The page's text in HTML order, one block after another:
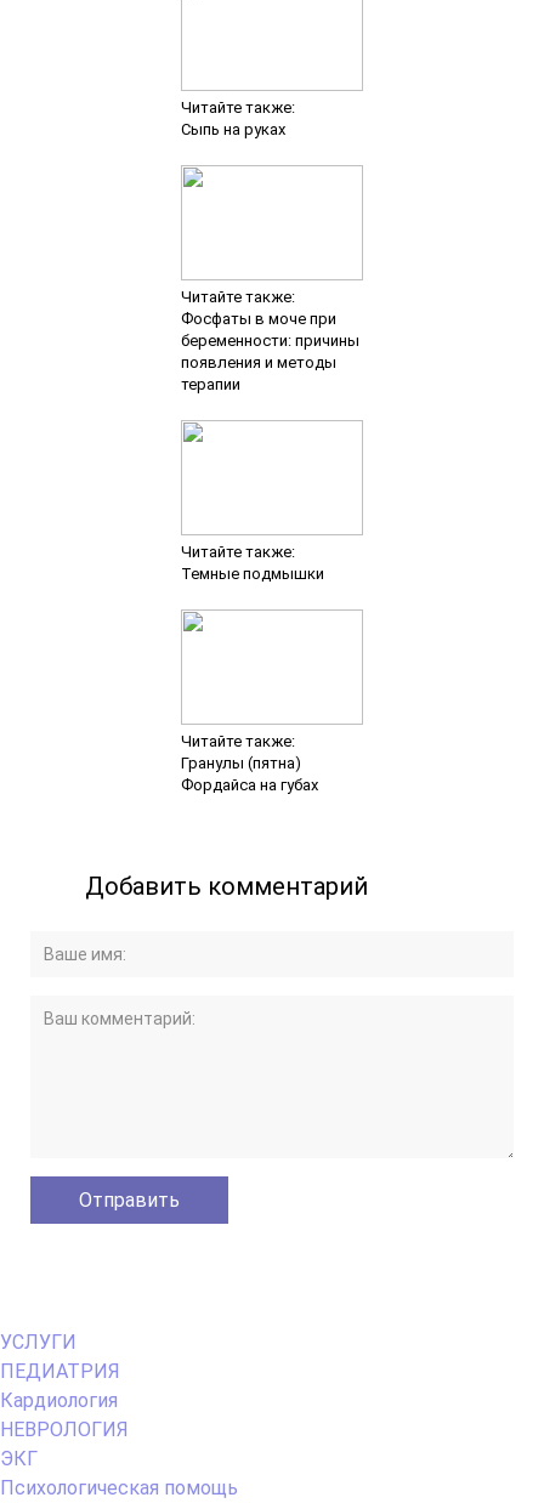
Читайте также:
Сыпь на руках
Читайте также:
Фосфаты в моче при
беременности: причины
появления и методы
терапии
Читайте также:
Темные подмышки
Читайте также:
Гранулы (пятна)
Фордайса на губах
Добавить комментарий
Primary
Menu
УСЛУГИ
ПЕДИАТРИЯ
Кардиология
НЕВРОЛОГИЯ
ЭКГ
Психологическая помощь